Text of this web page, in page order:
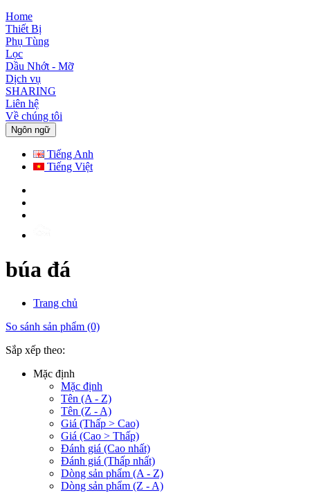
Home
Thiết Bị
Phụ Tùng
Lọc
Dầu Nhớt - Mỡ
Dịch vụ
SHARING
Liên hệ
Về chúng tôi
Ngôn ngữ
Tiếng Anh
Tiếng Việt
búa đá
Trang chủ
So sánh sản phẩm (0)
Sắp xếp theo:
Mặc định
Mặc định
Tên (A - Z)
Tên (Z - A)
Giá (Thấp > Cao)
Giá (Cao > Thấp)
Đánh giá (Cao nhất)
Đánh giá (Thấp nhất)
Dòng sản phẩm (A - Z)
Dòng sản phẩm (Z - A)